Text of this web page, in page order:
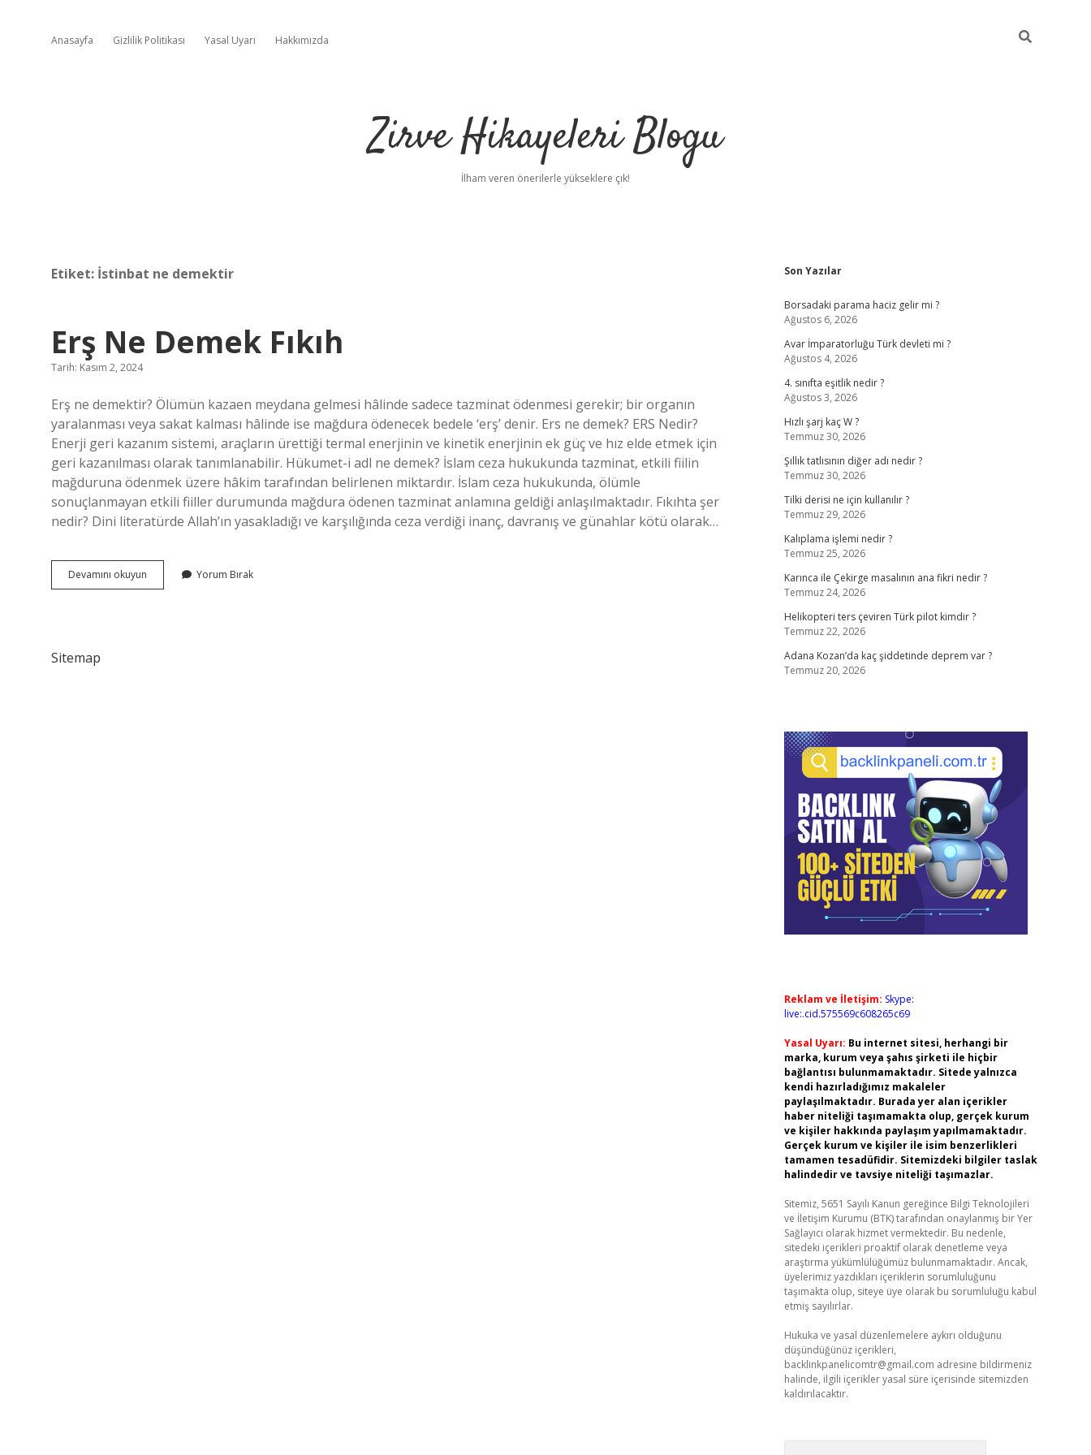
Anasayfa Gizlilik Politikası Yasal Uyarı Hakkımızda
Zirve Hikayeleri Blogu
İlham veren önerilerle yükseklere çık!
Etiket: İstinbat ne demektir
Erş Ne Demek Fıkıh
Tarih: Kasım 2, 2024
Erş ne demektir? Ölümün kazaen meydana gelmesi hâlinde sadece tazminat ödenmesi gerekir; bir organın
yaralanması veya sakat kalması hâlinde ise mağdura ödenecek bedele ‘erş’ denir. Ers ne demek? ERS Nedir?
Enerji geri kazanım sistemi, araçların ürettiği termal enerjinin ve kinetik enerjinin ek güç ve hız elde etmek için
geri kazanılması olarak tanımlanabilir. Hükumet-i adl ne demek? İslam ceza hukukunda tazminat, etkili fiilin
mağduruna ödenmek üzere hâkim tarafından belirlenen miktardır. İslam ceza hukukunda, ölümle
sonuçlanmayan etkili fiiller durumunda mağdura ödenen tazminat anlamına geldiği anlaşılmaktadır. Fıkıhta şer
nedir? Dini literatürde Allah’ın yasakladığı ve karşılığında ceza verdiği inanç, davranış ve günahlar kötü olarak…
Devamını okuyun
Ne
Yorum Bırak
Sitemap
Sidebar
Son Yazılar
Borsadaki parama haciz gelir mi ?
Ağustos 6, 2026
Avar İmparatorluğu Türk devleti mi ?
Ağustos 4, 2026
4. sınıfta eşitlik nedir ?
Ağustos 3, 2026
Hızlı şarj kaç W ?
Temmuz 30, 2026
Şıllık tatlısının diğer adı nedir ?
Temmuz 30, 2026
Tilki derisi ne için kullanılır ?
Temmuz 29, 2026
Kalıplama işlemi nedir ?
Temmuz 25, 2026
Karınca ile Çekirge masalının ana fikri nedir ?
Temmuz 24, 2026
Helikopteri ters çeviren Türk pilot kimdir ?
Temmuz 22, 2026
Adana Kozan’da kaç şiddetinde deprem var ?
Temmuz 20, 2026
Reklam ve İletişim: Skype:
live:.cid.575569c608265c69
Yasal Uyarı: Bu internet sitesi, herhangi bir
marka, kurum veya şahıs şirketi ile hiçbir
bağlantısı bulunmamaktadır. Sitede yalnızca
kendi hazırladığımız makaleler
paylaşılmaktadır. Burada yer alan içerikler
haber niteliği taşımamakta olup, gerçek kurum
ve kişiler hakkında paylaşım yapılmamaktadır.
Gerçek kurum ve kişiler ile isim benzerlikleri
tamamen tesadüfidir. Sitemizdeki bilgiler taslak
halindedir ve tavsiye niteliği taşımazlar.
Sitemiz, 5651 Sayılı Kanun gereğince Bilgi Teknolojileri
ve İletişim Kurumu (BTK) tarafından onaylanmış bir Yer
Sağlayıcı olarak hizmet vermektedir. Bu nedenle,
sitedeki içerikleri proaktif olarak denetleme veya
araştırma yükümlülüğümüz bulunmamaktadır. Ancak,
üyelerimiz yazdıkları içeriklerin sorumluluğunu
taşımakta olup, siteye üye olarak bu sorumluluğu kabul
etmiş sayılırlar.
Hukuka ve yasal düzenlemelere aykırı olduğunu
düşündüğünüz içerikleri,
backlinkpanelicomtr@gmail.com adresine bildirmeniz
halinde, ilgili içerikler yasal süre içerisinde sitemizden
kaldırılacaktır.